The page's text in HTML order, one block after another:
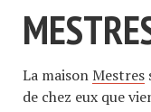
La maisonMestres
de chez eux que